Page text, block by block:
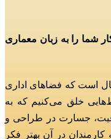
و کار شما را به زبان معماری
معماری دارکوب، بیش از ۱۷ سال است که فضاهای اداری
خلق می‌کنیم که به
جسارت در طراحی و
در آن بهتر فکر